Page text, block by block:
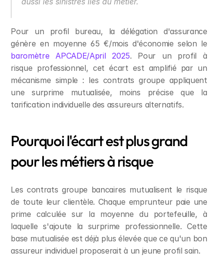
Pour un profil bureau, la délégation d'assurance
génère en moyenne 65 €/mois d'économie selon le
baromètre APCADE/April 2025. Pour un profil à
risque professionnel, cet écart est amplifié par un
mécanisme simple : les contrats groupe appliquent
une surprime mutualisée, moins précise que la
tarification individuelle des assureurs alternatifs.
Pourquoi l'écart est plus grand
pour les métiers à risque
Les contrats groupe bancaires mutualisent le risque
de toute leur clientèle. Chaque emprunteur paie une
prime calculée sur la moyenne du portefeuille, à
laquelle s'ajoute la surprime professionnelle. Cette
base mutualisée est déjà plus élevée que ce qu'un bon
assureur individuel proposerait à un jeune profil sain.